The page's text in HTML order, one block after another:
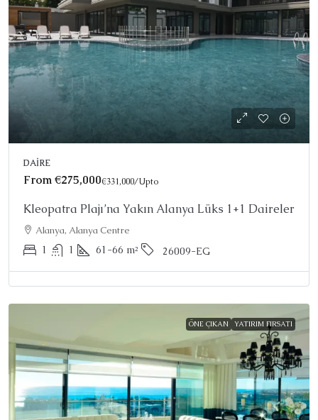
DAIRE
From€275,000€331,000/Upto
Kleopatra Plajı’na Yakın Alanya Lüks 1+1 Daireler
Alanya, Alanya Centre
1 1 61-66 m² 26009-EG
ÖNE ÇIKAN YATIRIM FIRSATI